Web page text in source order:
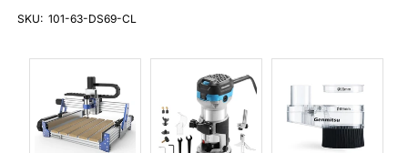
SKU: 101-63-DS69-CL